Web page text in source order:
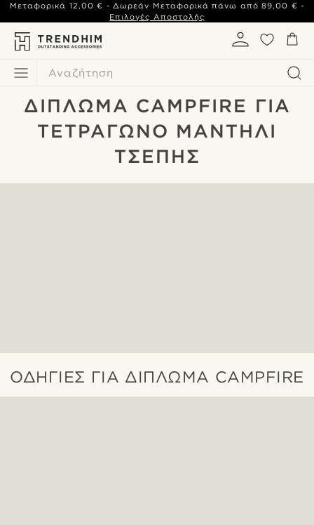
Αναζήτηση
Μεταφορικά 12,00 € - Δωρεάν Μεταφορικά πάνω από 89,00 € -
Επιλογές Αποστολής
ΔΊΠΛΩΜΑ CAMPFIRE ΓΙΑ
ΤΕΤΡΆΓΩΝΟ ΜΑΝΤΉΛΙ
ΤΣΈΠΗΣ
ΟΔΗΓΊΕΣ ΓΙΑ ΔΊΠΛΩΜΑ CAMPFIRE